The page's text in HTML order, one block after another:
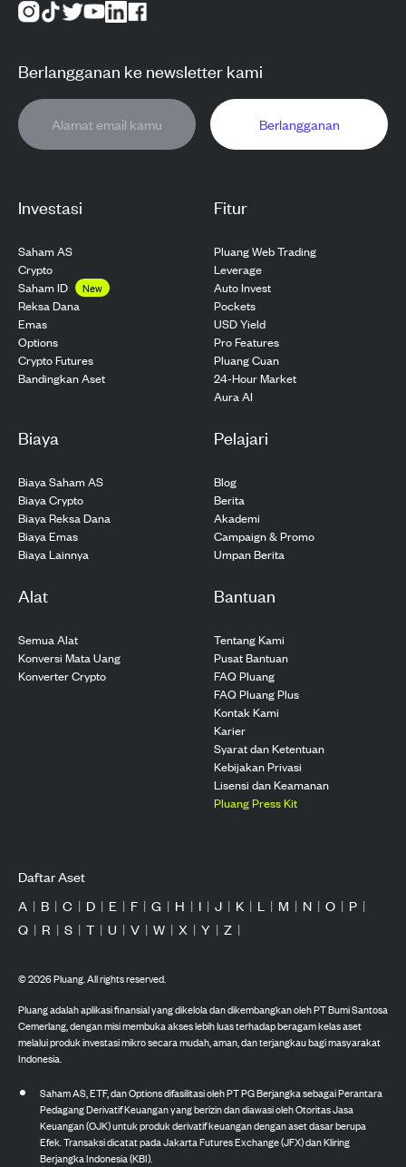
Investasi
Saham AS
Crypto
Saham ID
New
Reksa Dana
Emas
Options
Crypto Futures
Bandingkan Aset
Fitur
Pluang Web Trading
Leverage
Auto Invest
Pockets
USD Yield
Pro Features
Pluang Cuan
24-Hour Market
Aura AI
Biaya
Biaya Saham AS
Biaya Crypto
Biaya Reksa Dana
Biaya Emas
Biaya Lainnya
Pelajari
Blog
Berita
Akademi
Campaign & Promo
Umpan Berita
Alat
Semua Alat
Konversi Mata Uang
Konverter Crypto
Bantuan
Tentang Kami
Pusat Bantuan
FAQ Pluang
FAQ Pluang Plus
Kontak Kami
Karier
Syarat dan Ketentuan
Kebijakan Privasi
Lisensi dan Keamanan
Pluang Press Kit
Berlangganan ke newsletter kami
Berlangganan
Daftar Aset
A | B | C | D | E | F | G | H | I | J | K | L | M | N | O | P |
Q | R | S | T | U | V | W | X | Y | Z |
©2026Pluang. All rights reserved.
Pluang adalah aplikasi finansial yang dikelola dan dikembangkan oleh PT Bumi Santosa
Cemerlang, dengan misi membuka akses lebih luas terhadap beragam kelas aset
melalui produk investasi mikro secara mudah, aman, dan terjangkau bagi masyarakat
Indonesia.
Saham AS, ETF, dan Options difasilitasi oleh PT PG Berjangka sebagai Perantara
Pedagang Derivatif Keuangan yang berizin dan diawasi oleh Otoritas Jasa
Keuangan (OJK) untuk produk derivatif keuangan dengan aset dasar berupa
Efek. Transaksi dicatat pada Jakarta Futures Exchange (JFX) dan Kliring
Berjangka Indonesia (KBI).